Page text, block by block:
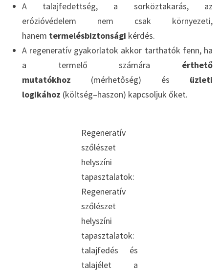
A talajfedettség, a sorköztakarás, az
erózióvédelem nem csak környezeti,
hanem termelésbiztonsági kérdés.
A regeneratív gyakorlatok akkor tarthatók fenn, ha
a termelő számára érthető
mutatókhoz (mérhetőség) és üzleti
logikához (költség–haszon) kapcsoljuk őket.
Regeneratív
szőlészet
helyszíni
tapasztalatok:
Regeneratív
szőlészet
helyszíni
tapasztalatok:
talajfedés és
talajélet a